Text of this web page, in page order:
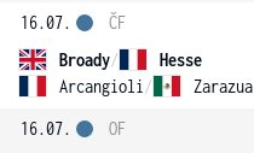
16.07.
Broady/
Hesse
Arcangioli / Zarazua
ČF
16.07.
OF